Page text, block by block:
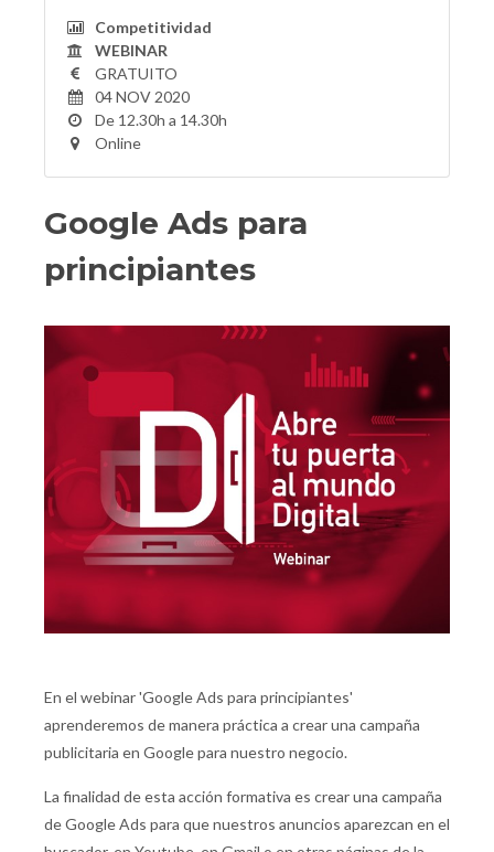
Competitividad
WEBINAR
GRATUITO
04 NOV 2020
De 12.30h a 14.30h
Online
Google Ads para
principiantes
En el webinar 'Google Ads para principiantes'
aprenderemos de manera práctica a crear una campaña
publicitaria en Google para nuestro negocio.
La finalidad de esta acción formativa es crear una campaña
de Google Ads para que nuestros anuncios aparezcan en el